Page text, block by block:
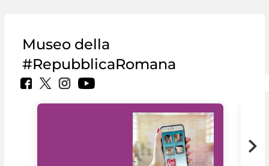
Museo della
#RepubblicaRomana